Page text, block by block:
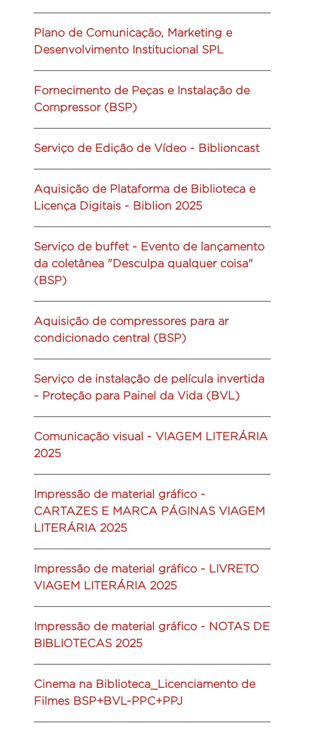
Plano de Comunicação, Marketing e
Desenvolvimento Institucional SPL
Fornecimento de Peças e Instalação de
Compressor (BSP)
Serviço de Edição de Vídeo - Biblioncast
Aquisição de Plataforma de Biblioteca e
Licença Digitais - Biblion 2025
Serviço de buffet - Evento de lançamento
da coletânea "Desculpa qualquer coisa"
(BSP)
Aquisição de compressores para ar
condicionado central (BSP)
Serviço de instalação de película invertida
- Proteção para Painel da Vida (BVL)
Comunicação visual - VIAGEM LITERÁRIA
2025
Impressão de material gráfico -
CARTAZES E MARCA PÁGINAS VIAGEM
LITERÁRIA 2025
Impressão de material gráfico - LIVRETO
VIAGEM LITERÁRIA 2025
Impressão de material gráfico - NOTAS DE
BIBLIOTECAS 2025
Cinema na Biblioteca_Licenciamento de
Filmes BSP+BVL-PPC+PPJ